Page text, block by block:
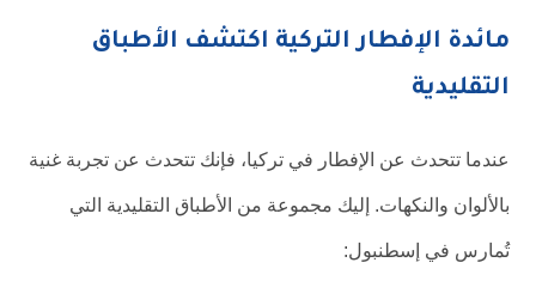
مائدة الإفطار التركية اكتشف الأطباق
التقليدية
عندما تتحدث عن الإفطار في تركيا، فإنك تتحدث عن تجربة غنية
بالألوان والنكهات. إليك مجموعة من الأطباق التقليدية التي
تُمارس في إسطنبول: